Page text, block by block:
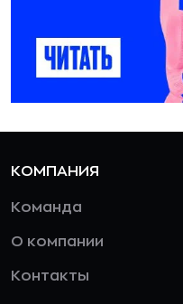
КОМПАНИЯ
Команда
О компании
Контакты